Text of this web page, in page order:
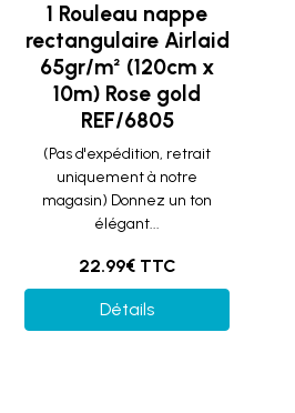
1 Rouleau nappe
rectangulaire Airlaid
65gr/m² (120cm x
10m) Rose gold
REF/6805
(Pas d'expédition, retrait
uniquement à notre
magasin) Donnez un ton
élégant...
22.99€ TTC
Détails